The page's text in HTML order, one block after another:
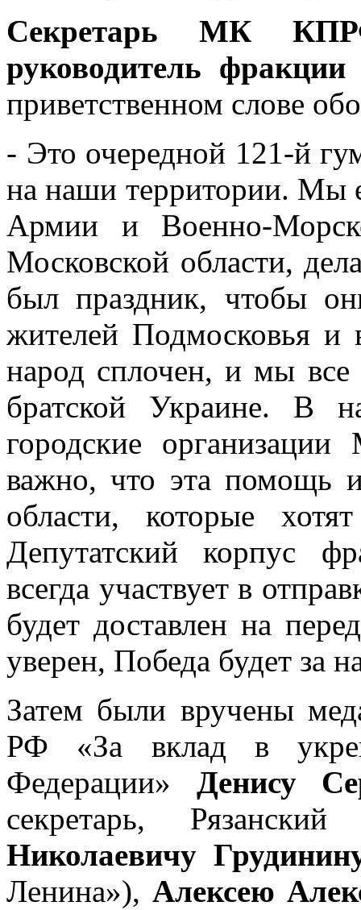
Секретарь МК
руководитель
приветственном слове
- Это очередной 121-й
на наши территории. Мы
Армии и Военно-
Московской области,
был праздник, чтобы
жителей Подмосковья
народ сплочен, и мы
братской Украине. В
городские
важно, что эта помощь
области, которые
Депутатский корпус
всегда участвует в
будет доставлен на
уверен, Победа будет за
Затем были вручены
РФ «За вклад в
Федерации» Денису
секретарь,
Николаевичу
Ленина»), Алексею